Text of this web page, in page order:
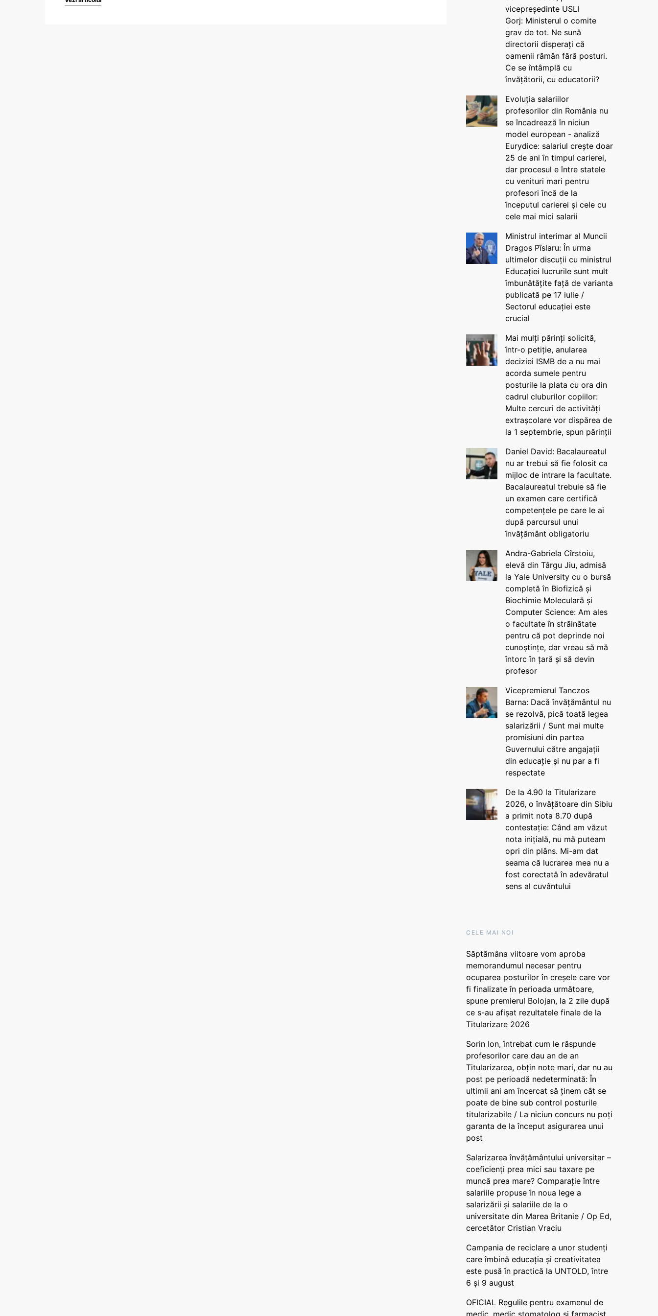
vicepreședinte USLI
Gorj: Ministerul o comite
grav de tot. Ne sună
directorii disperați că
oamenii rămân fără posturi.
Ce se întâmplă cu
învățătorii, cu educatorii?
Evoluția salariilor
profesorilor din România nu
se încadrează în niciun
model european - analiză
Eurydice: salariul crește doar
25 de ani în timpul carierei,
dar procesul e între statele
cu venituri mari pentru
profesori încă de la
începutul carierei și cele cu
cele mai mici salarii
Ministrul interimar al Muncii
Dragos Pîslaru: În urma
ultimelor discuții cu ministrul
Educației lucrurile sunt mult
îmbunătățite față de varianta
publicată pe 17 iulie /
Sectorul educației este
crucial
Mai mulți părinți solicită,
într-o petiție, anularea
deciziei ISMB de a nu mai
acorda sumele pentru
posturile la plata cu ora din
cadrul cluburilor copiilor:
Multe cercuri de activități
extrașcolare vor dispărea de
la 1 septembrie, spun părinții
Daniel David: Bacalaureatul
nu ar trebui să fie folosit ca
mijloc de intrare la facultate.
Bacalaureatul trebuie să fie
un examen care certifică
competențele pe care le ai
după parcursul unui
învățământ obligatoriu
Andra-Gabriela Cîrstoiu,
elevă din Târgu Jiu, admisă
la Yale University cu o bursă
completă în Biofizică și
Biochimie Moleculară și
Computer Science: Am ales
o facultate în străinătate
pentru că pot deprinde noi
cunoștințe, dar vreau să mă
întorc în țară și să devin
profesor
Vicepremierul Tanczos
Barna: Dacă învățământul nu
se rezolvă, pică toată legea
salarizării / Sunt mai multe
promisiuni din partea
Guvernului către angajații
din educație și nu par a fi
respectate
De la 4.90 la Titularizare
2026, o învățătoare din Sibiu
a primit nota 8.70 după
contestație: Când am văzut
nota inițială, nu mă puteam
opri din plâns. Mi-am dat
seama că lucrarea mea nu a
fost corectată în adevăratul
sens al cuvântului
CELE MAI NOI
Săptămâna viitoare vom aproba
memorandumul necesar pentru
ocuparea posturilor în creșele care vor
fi finalizate în perioada următoare,
spune premierul Bolojan, la 2 zile după
ce s-au afișat rezultatele finale de la
Titularizare 2026
Sorin Ion, întrebat cum le răspunde
profesorilor care dau an de an
Titularizarea, obțin note mari, dar nu au
post pe perioadă nedeterminată: În
ultimii ani am încercat să ținem cât se
poate de bine sub control posturile
titularizabile / La niciun concurs nu poți
garanta de la început asigurarea unui
post
Salarizarea învățământului universitar –
coeficienți prea mici sau taxare pe
muncă prea mare? Comparație între
salariile propuse în noua lege a
salarizării și salariile de la o
universitate din Marea Britanie / Op Ed,
cercetător Cristian Vraciu
Campania de reciclare a unor studenți
care îmbină educația și creativitatea
este pusă în practică la UNTOLD, între
6 și 9 august
OFICIAL Regulile pentru examenul de
medic, medic stomatolog și farmacist